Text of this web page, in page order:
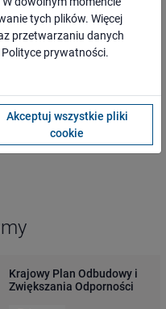
otoczenia inwestycji
się,
i ogólnopolskie,
Krajowy Plan Odbudowy i
Zwiększania Odporności
tych plików. Więcej
przetwarzaniu danych
Polityce prywatności.
Akceptuj wszystkie pliki
cookie